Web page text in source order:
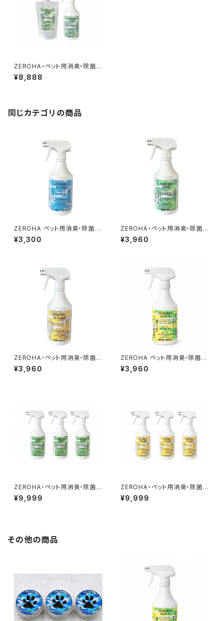
ZEROHA・ペット用消臭・除菌ス
プレー クスノキタイプ 本体約
520mlと詰め替え約1ℓセット
¥8,888
同じカテゴリの商品
ZEROHA ペット用消臭・除菌ス
プレー プレーン(無香料)タイ
プ 約520ml
¥3,300
ZEROHA・ペット用消臭・除菌ス
プレー クスノキタイプ 約52
0ml
¥3,960
ZEROHA・ペット用消臭・除菌ス
プレー 吉野ひのきタイプ 約5
20ml
¥3,960
ZEROHA ペット用消臭・除菌ス
プレー レモンユーカリタイ
プ 約520ml
¥3,960
ZEROHA・ペット用消臭・除菌ス
プレークスノキタイプ 約520m
l×3本セット
¥9,999
ZEROHA・ペット用消臭・除菌ス
プレー 吉野ひのきタイプ 約5
20ml×3本セット
¥9,999
その他の商品